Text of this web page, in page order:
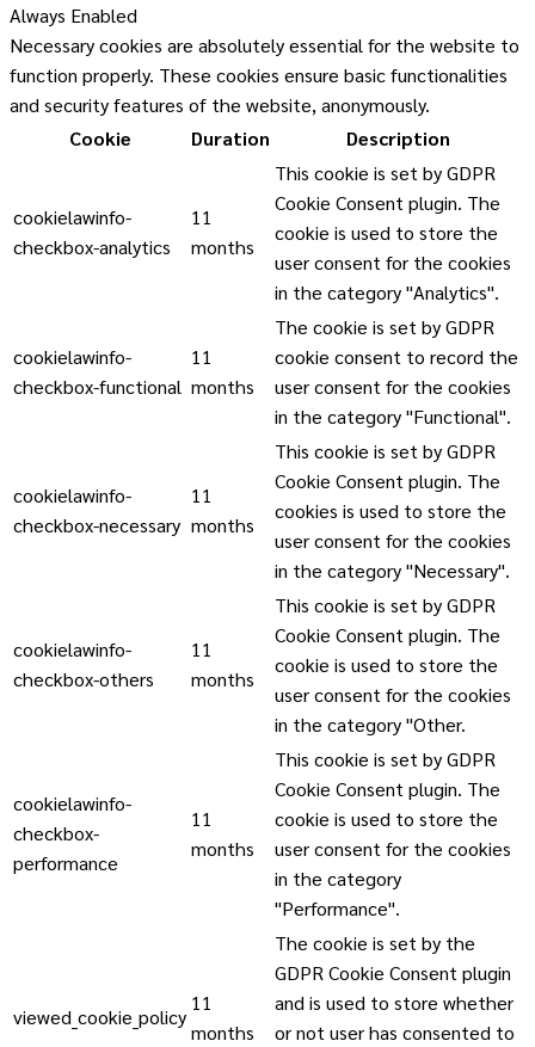
Always Enabled
Necessary cookies are absolutely essential for the website to
function properly. These cookies ensure basic functionalities
and security features of the website, anonymously.
Cookie
Duration Description
cookielawinfo-
checkbox-analytics
11
months
This cookie is set by GDPR
Cookie Consent plugin. The
cookie is used to store the
user consent for the cookies
in the category "Analytics".
cookielawinfo-
checkbox-functional
11
months
The cookie is set by GDPR
cookie consent to record the
user consent for the cookies
in the category "Functional".
cookielawinfo-
checkbox-necessary
11
months
This cookie is set by GDPR
Cookie Consent plugin. The
cookies is used to store the
user consent for the cookies
in the category "Necessary".
cookielawinfo-
checkbox-others
11
months
This cookie is set by GDPR
Cookie Consent plugin. The
cookie is used to store the
user consent for the cookies
in the category "Other.
cookielawinfo-
checkbox-
performance
11
months
This cookie is set by GDPR
Cookie Consent plugin. The
cookie is used to store the
user consent for the cookies
in the category
"Performance".
viewed_cookie_policy
11
months
The cookie is set by the
GDPR Cookie Consent plugin
and is used to store whether
or not user has consented to